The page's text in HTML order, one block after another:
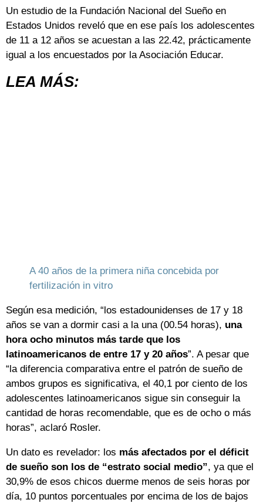
Un estudio de la Fundación Nacional del Sueño en
Estados Unidos reveló que en ese país los adolescentes
de 11 a 12 años se acuestan a las 22.42, prácticamente
igual a los encuestados por la Asociación Educar.
LEA MÁS:
A 40 años de la primera niña concebida por
fertilización in vitro
Según esa medición, “los estadounidenses de 17 y 18
años se van a dormir casi a la una (00.54 horas), una
hora ocho minutos más tarde que los
latinoamericanos de entre 17 y 20 años”. A pesar que
“la diferencia comparativa entre el patrón de sueño de
ambos grupos es significativa, el 40,1 por ciento de los
adolescentes latinoamericanos sigue sin conseguir la
cantidad de horas recomendable, que es de ocho o más
horas”, aclaró Rosler.
Un dato es revelador: los más afectados por el déficit
de sueño son los de “estrato social medio”, ya que el
30,9% de esos chicos duerme menos de seis horas por
día, 10 puntos porcentuales por encima de los de bajos